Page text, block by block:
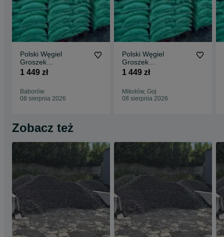
Polski Węgiel
Groszek
Certyfikowany
WESOŁA 29MJ
DOSTAWA
1 449 zł
Baborów
08 sierpnia 2026
Polski Węgiel
Groszek
Certyfikowany
WESOŁA 29MJ
DOSTAWA
1 449 zł
Mikołów, Goj
08 sierpnia 2026
Zobacz też